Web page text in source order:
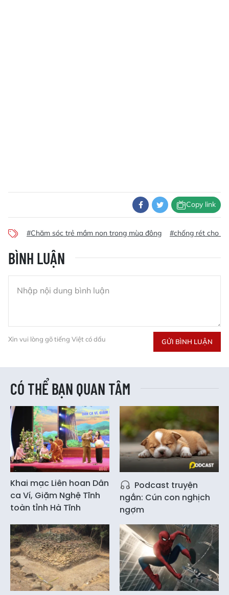
Copy link
#Chăm sóc trẻ mầm non trong mùa đông #chống rét cho
BÌNH LUẬN
Xin vui lòng gõ tiếng Việt có dấu GỬI BÌNH LUẬN
CÓ THỂ BẠN QUAN TÂM
Khai mạc Liên hoan Dân
ca Ví, Giặm Nghệ Tĩnh
toàn tỉnh Hà Tĩnh
Podcast truyện
ngắn: Cún con nghịch
ngợm